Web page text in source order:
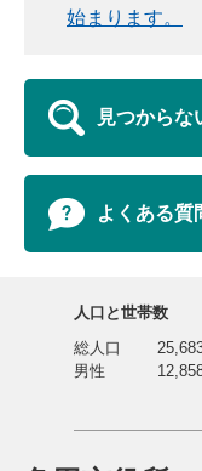
始まります。
見つからな
よくある質
人口と世帯数
総人口
男性